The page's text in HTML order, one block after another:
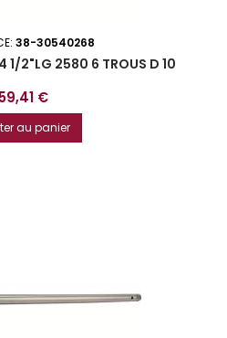
38-30540268
1/2"LG 2580 6 TROUS D 10
Prix
59,41 €
au panier